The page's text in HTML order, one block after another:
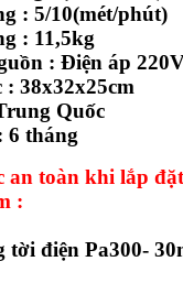
: 5/10(mét/phút)
: 11,5kg
: Điện áp
38x32x25cm
Quốc
6 tháng
an toàn khi lắp
:
tời điện Pa300-